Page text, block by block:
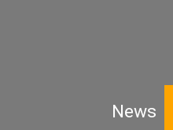
News